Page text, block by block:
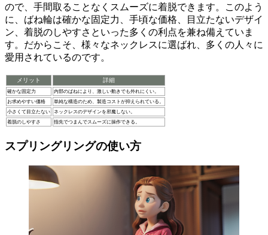
ので、手間取ることなくスムーズに着脱できます。このよう
に、ばね輪は確かな固定力、手頃な価格、目立たないデザイ
ン、着脱のしやすさといった多くの利点を兼ね備えていま
す。だからこそ、様々なネックレスに選ばれ、多くの人々に
愛用されているのです。
メリット 詳細
確かな固定力
内部のばねにより、激しい動きでも外れにくい。
お求めやすい価格
単純な構造のため、製造コストが抑えられている。
小さくて目立たない
ネックレスのデザインを邪魔しない。
着脱のしやすさ
指先でつまんでスムーズに操作できる。
スプリングリングの使い方